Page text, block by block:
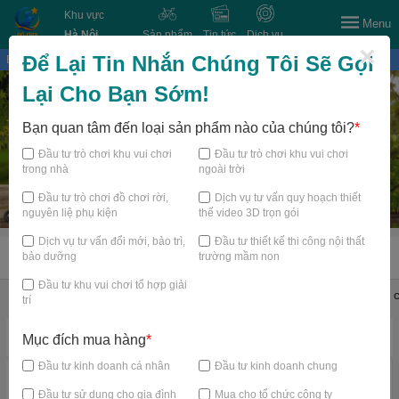
Khu vực
Hà Nội
Sản phẩm Tin tức Dịch vụ
Menu
Bạn đang xem tại
TRANG CHỦ
Đồ chơi shop mầm non Thiết bị mầm non Đồ
Danh mục nổi bật
×
Để Lại Tin Nhắn Chúng Tôi Sẽ Gọi
Lại Cho Bạn Sớm!
Bạn quan tâm đến loại sản phẩm nào của chúng tôi?*
Đầu tư trò chơi khu vui chơi
trong nhà
Đầu tư trò chơi khu vui chơi
ngoài trời
Đầu tư trò chơi đồ chơi rời,
nguyên liệ phụ kiện
Dịch vụ tư vấn quy hoạch thiết
thế video 3D trọn gói
Dịch vụ tư vấn đổi mới, bảo trì,
bảo dưỡng
Đầu tư thiết kế thi công nội thất
trường mầm non
Đầu tư khu vui chơi tổ hợp giải
trí
Mục đích mua hàng*
Đầu tư kinh doanh cá nhân Đầu tư kinh doanh chung
Đầu tư sử dụng cho gia đình Mua cho tổ chức công ty